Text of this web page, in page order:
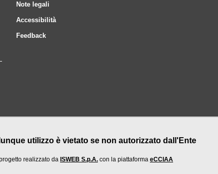
Note legali
Accessibilità
Feedback
utilizzo è vietato se non autorizzato dall'Ente
realizzato da ISWEB S.p.A. con la piattaforma eCCIAA